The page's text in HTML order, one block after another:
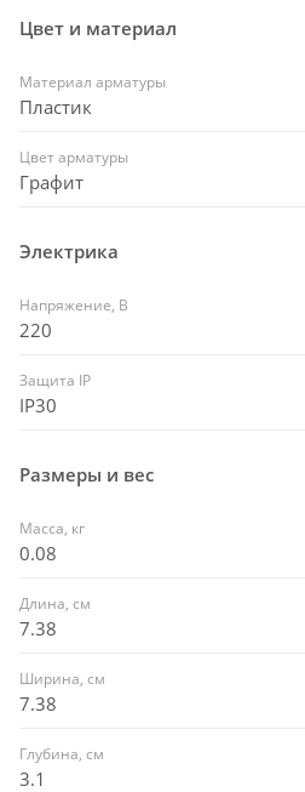
Цвет и материал
Материал арматуры
Пластик
Цвет арматуры
Графит
Электрика
Напряжение, В
220
Защита IP
IP30
Размеры и вес
Масса, кг
0.08
Длина, см
7.38
Ширина, см
7.38
Глубина, см
3.1